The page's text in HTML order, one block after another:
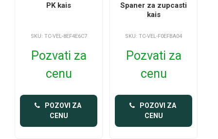
PK kais
SKU: TC-VEL-8EF4E6C7
Pozvati za
cenu
POZOVI ZA
CENU
Spaner za zupcasti
kais
SKU: TC-VEL-F0EFBA04
Pozvati za
cenu
POZOVI ZA
CENU